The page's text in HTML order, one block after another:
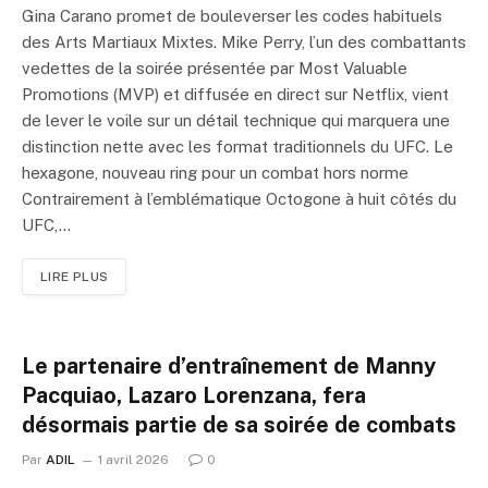
Gina Carano promet de bouleverser les codes habituels
des Arts Martiaux Mixtes. Mike Perry, l’un des combattants
vedettes de la soirée présentée par Most Valuable
Promotions (MVP) et diffusée en direct sur Netflix, vient
de lever le voile sur un détail technique qui marquera une
distinction nette avec les format traditionnels du UFC. Le
hexagone, nouveau ring pour un combat hors norme
Contrairement à l’emblématique Octogone à huit côtés du
UFC,…
LIRE PLUS
Le partenaire d’entraînement de Manny
Pacquiao, Lazaro Lorenzana, fera
désormais partie de sa soirée de combats
Par ADIL 1 avril 2026 0